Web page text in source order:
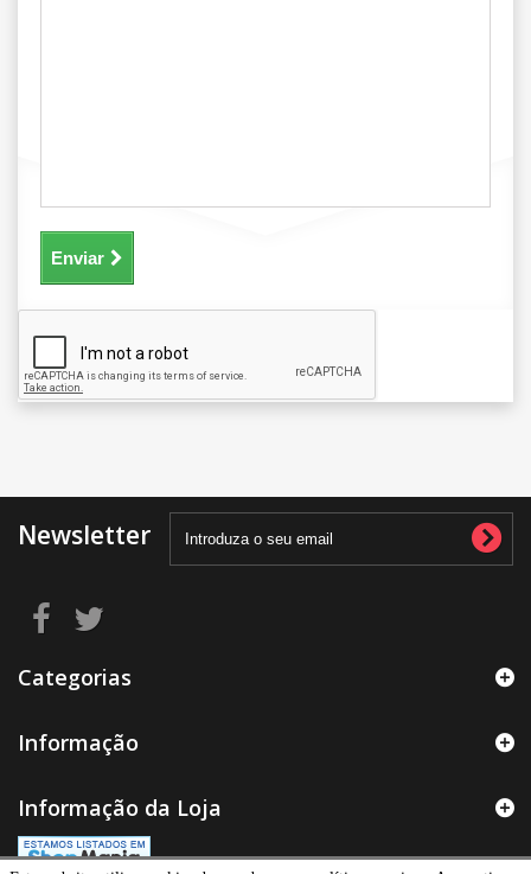
Enviar
Newsletter
Categorias
Informação
Informação da Loja